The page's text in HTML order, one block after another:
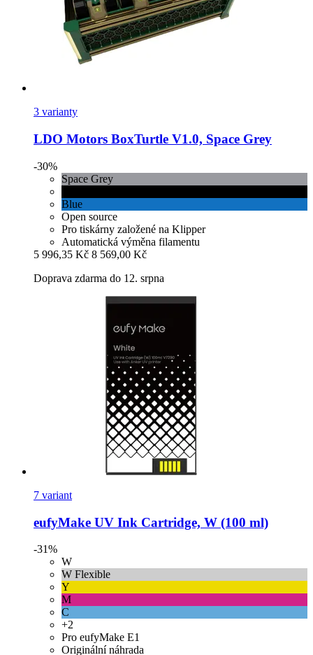
3 varianty
LDO Motors BoxTurtle V1.0, Space Grey
-30%
Space Grey
Blue
Open source
Pro tiskárny založené na Klipper
Automatická výměna filamentu
5 996,35 Kč 8 569,00 Kč
Doprava zdarma do 12. srpna
7 variant
eufyMake UV Ink Cartridge, W (100 ml)
-31%
W
W Flexible
Y
M
C
+2
Pro eufyMake E1
Originální náhrada